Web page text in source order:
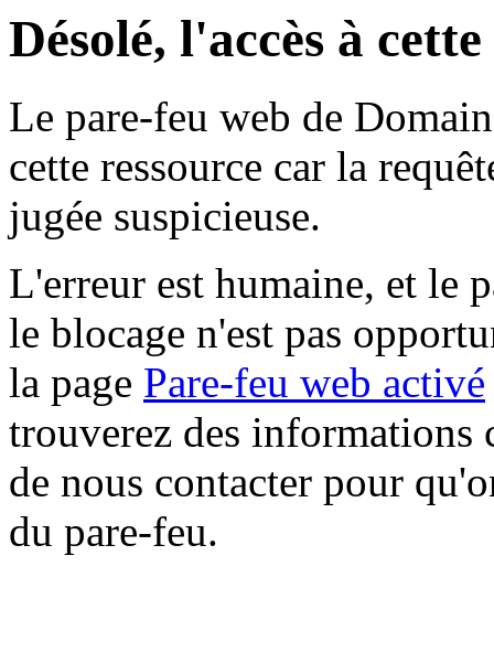
Désolé, l'accès à
Le pare-feu web de
cette ressource car la
jugée suspicieuse.
L'erreur est humaine, et le
le blocage n'est pas
la page Pare-feu web activé
trouverez des informations
de nous contacter pour
du pare-feu.